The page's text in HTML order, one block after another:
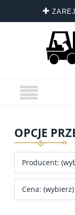
OPCJE
Producent:
Cena: (wybierz)